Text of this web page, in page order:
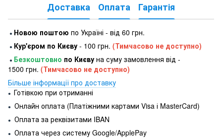
Доставка Оплата Гарантія
● Новою поштою по Україні - від 60 грн.
● Кур'єром по Києву - 100 грн. (Тимчасово не доступно)
● Безкоштовно по Києву на суму замовлення від -
1500 грн. (Тимчасово не доступно)
Більше інформації про доставку
● Готівкою при отриманні
● Онлайн оплата (Платіжними картами Visa і MasterCard)
● Оплата за реквізитами IBAN
● Оплата через систему Google/ApplePay